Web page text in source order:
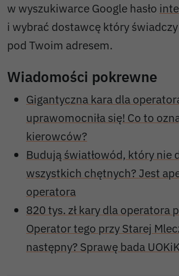
w wyszukiwarce Google hasło
i wybrać dostawcę który świadczy
pod Twoim adresem.
Wiadomości pokrewne
Gigantyczna kara dla
uprawomocniła się! Co to
kierowców?
Budują światłowód, który nie
wszystkich chętnych? Jest
operatora
820 tys. zł kary dla operatora
Operator tego przy Starej
następny? Sprawę bada